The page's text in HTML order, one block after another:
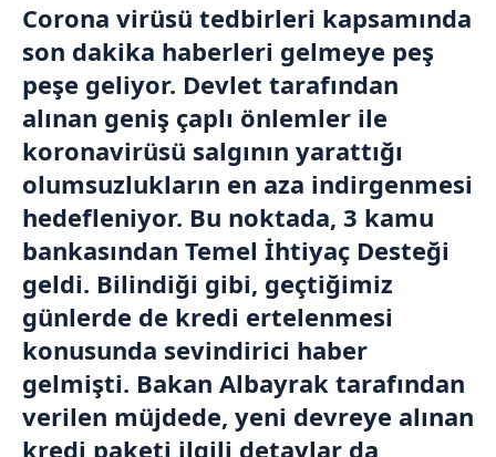
Corona virüsü tedbirleri kapsamında
son dakika haberleri gelmeye peş
peşe geliyor. Devlet tarafından
alınan geniş çaplı önlemler ile
koronavirüsü salgının yarattığı
olumsuzlukların en aza indirgenmesi
hedefleniyor. Bu noktada, 3 kamu
bankasından Temel İhtiyaç Desteği
geldi. Bilindiği gibi, geçtiğimiz
günlerde de kredi ertelenmesi
konusunda sevindirici haber
gelmişti. Bakan Albayrak tarafından
verilen müjdede, yeni devreye alınan
kredi paketi ilgili detaylar da